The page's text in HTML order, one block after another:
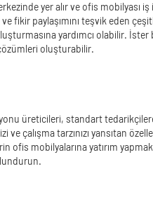
yer alır ve ofis mobilyası
fikir paylaşımını teşvik eden
yardımcı olabilir.
oluşturabilir.
üreticileri, standart
ve çalışma tarzınızı yansıtan
ofis mobilyalarına yatırım